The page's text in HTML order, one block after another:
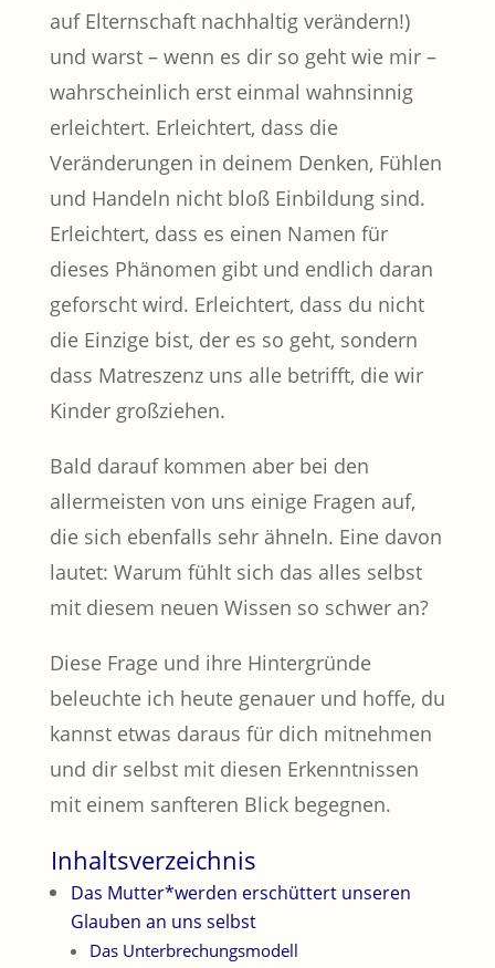
auf Elternschaft nachhaltig verändern!)
und warst – wenn es dir so geht wie mir –
wahrscheinlich erst einmal wahnsinnig
erleichtert. Erleichtert, dass die
Veränderungen in deinem Denken, Fühlen
und Handeln nicht bloß Einbildung sind.
Erleichtert, dass es einen Namen für
dieses Phänomen gibt und endlich daran
geforscht wird. Erleichtert, dass du nicht
die Einzige bist, der es so geht, sondern
dass Matreszenz uns alle betrifft, die wir
Kinder großziehen.
Bald darauf kommen aber bei den
allermeisten von uns einige Fragen auf,
die sich ebenfalls sehr ähneln. Eine davon
lautet: Warum fühlt sich das alles selbst
mit diesem neuen Wissen so schwer an?
Diese Frage und ihre Hintergründe
beleuchte ich heute genauer und hoffe, du
kannst etwas daraus für dich mitnehmen
und dir selbst mit diesen Erkenntnissen
mit einem sanfteren Blick begegnen.
Inhaltsverzeichnis
Das Mutter*werden erschüttert unseren
Glauben an uns selbst
Das Unterbrechungsmodell